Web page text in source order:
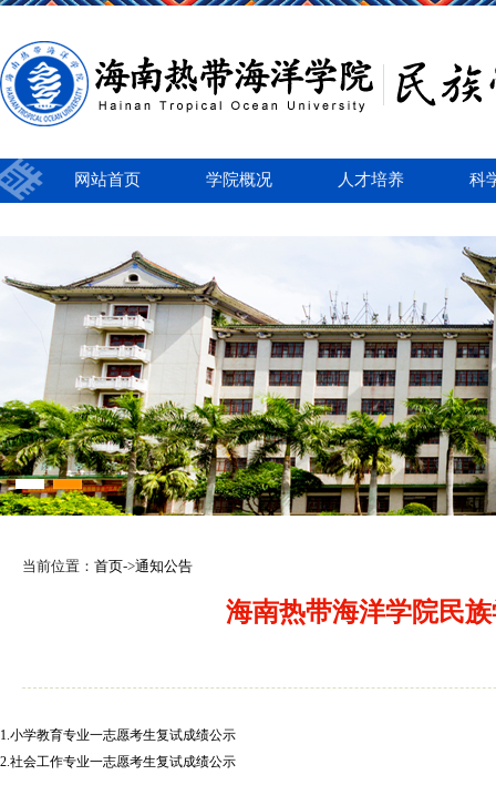
网站首页 学院概况 人才培养 科
当前位置： 首页->通知公告
海南热带海洋学院民
1.小学教育专业一志愿考生复试成绩公示
2.社会工作专业一志愿考生复试成绩公示